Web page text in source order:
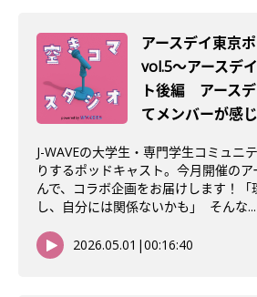
アースデイ東京
vol.5〜アースデ
ト後編 アース
てメンバーが感
J-WAVEの大学生・専門学生コミュニ
りするポッドキャスト。今月開催の
んで、コラボ企画をお届けします！「
し、自分には関係ないかも」 そんな...
2026.05.01 |00:16:40